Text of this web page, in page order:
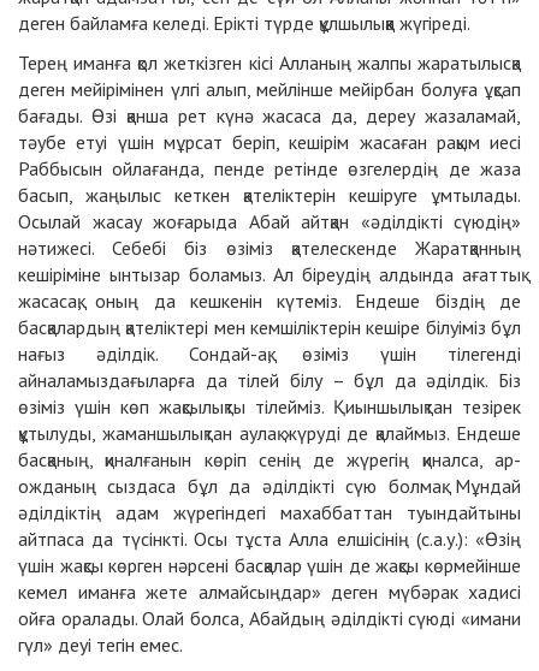
деген байламға келеді. Ерікті түрде құлшылыққа жүгіреді.
Терең иманға қол жеткізген кісі Алланың жалпы жаратылысқа
деген мейірімінен үлгі алып, мейлінше мейірбан болуға ұқсап
бағады. Өзі қанша рет күнә жасаса да, дереу жазаламай,
тәубе етуі үшін мұрсат беріп, кешірім жасаған рақым иесі
Раббысын ойлағанда, пенде ретінде өзгелердің де жаза
басып, жаңылыс кеткен қателіктерін кешіруге ұмтылады.
Осылай жасау жоғарыда Абай айтқан «әділдікті сүюдің»
нәтижесі. Себебі біз өзіміз қателескенде Жаратқанның
кешіріміне ынтызар боламыз. Ал біреудің алдында ағаттық
жасасақ, оның да кешкенін күтеміз. Ендеше біздің де
басқалардың қателіктері мен кемшіліктерін кешіре білуіміз бұл
нағыз әділдік. Сондай-ақ, өзіміз үшін тілегенді
айналамыздағыларға да тілей білу – бұл да әділдік. Біз
өзіміз үшін көп жақсылықты тілейміз. Қиыншылықтан тезірек
құтылуды, жаманшылықтан аулақ жүруді де қалаймыз. Ендеше
басқаның, қиналғанын көріп сенің де жүрегің қиналса, ар-
ожданың сыздаса бұл да әділдікті сүю болмақ. Мұндай
әділдіктің адам жүрегіндегі махаббаттан туындайтыны
айтпаса да түсінкті. Осы тұста Алла елшісінің (с.а.у.): «Өзің
үшін жақсы көрген нәрсені басқалар үшін де жақсы көрмейінше
кемел иманға жете алмайсыңдар» деген мүбәрак хадисі
ойға оралады. Олай болса, Абайдың әділдікті сүюді «имани
гүл» деуі тегін емес.